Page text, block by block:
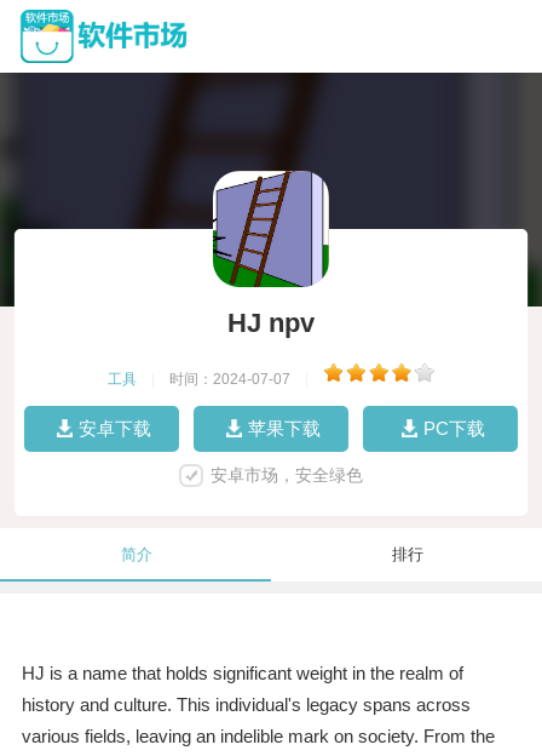
HJ npv
工具 时间：2024-07-07
安卓下载 苹果下载 PC下载
安卓市场，安全绿色
简介 排行
HJ is a name that holds significant weight in the realm of
history and culture. This individual's legacy spans across
various fields, leaving an indelible mark on society. From the